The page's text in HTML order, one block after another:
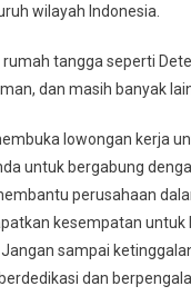
wilayah Indonesia.
tangga seperti
dan masih banyak
lowongan kerja
untuk bergabung
perusahaan
kesempatan
sampai
dan